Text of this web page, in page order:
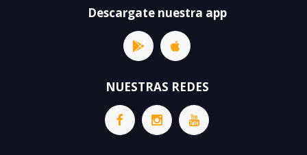
Descargate nuestra app
NUESTRAS REDES